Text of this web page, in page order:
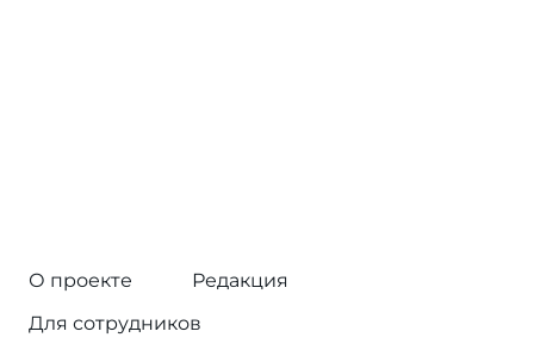
О проекте
Редакция
Для сотрудников